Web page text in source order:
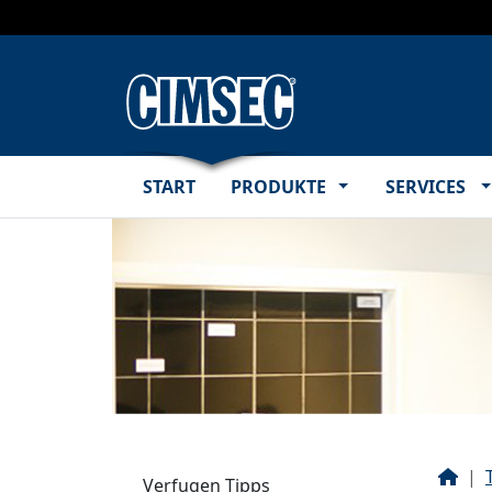
START PRODUKTE SubmenüSERVICES
Verfugen Tipps